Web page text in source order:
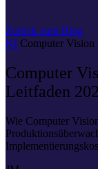
Zurück zum Blog
KI Computer Vision
Computer
Leitfaden
Wie Computer